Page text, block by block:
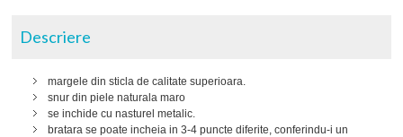
Descriere
margele din sticla de calitate superioara.
snur din piele naturala maro
se inchide cu nasturel metalic.
bratara se poate incheia in 3-4 puncte diferite, conferindu-i un